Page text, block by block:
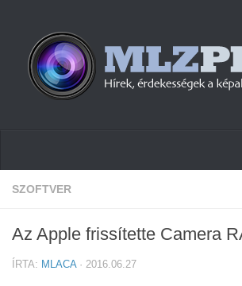
Hírek
Cikkek
SZOFTVER
Az Apple frissítette Camera
ÍRTA: MLACA· 2016.06.27